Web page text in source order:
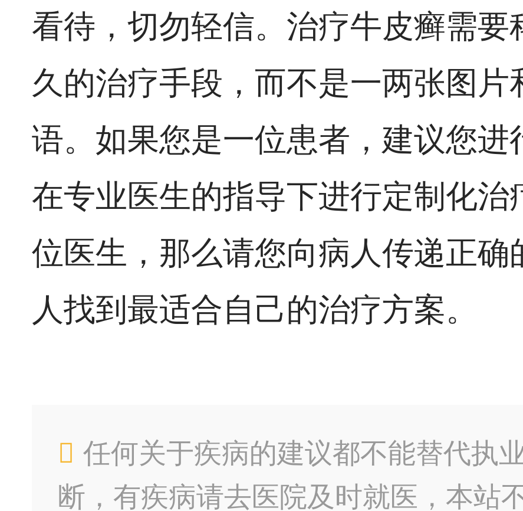
看待，切勿轻信。治疗牛皮癣需要
久的治疗手段，而不是一两张图片
语。如果您是一位患者，建议您进
在专业医生的指导下进行定制化治
位医生，那么请您向病人传递正确
人找到最适合自己的治疗方案。
任何关于疾病的建议都不能替代执
断，有疾病请去医院及时就医，本站